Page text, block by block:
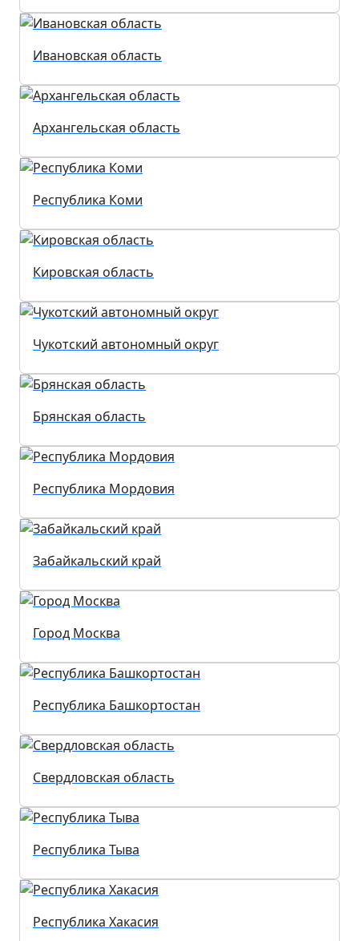
Ивановская область
Архангельская область
Республика Коми
Кировская область
Чукотский автономный округ
Брянская область
Республика Мордовия
Забайкальский край
Город Москва
Республика Башкортостан
Свердловская область
Республика Тыва
Республика Хакасия